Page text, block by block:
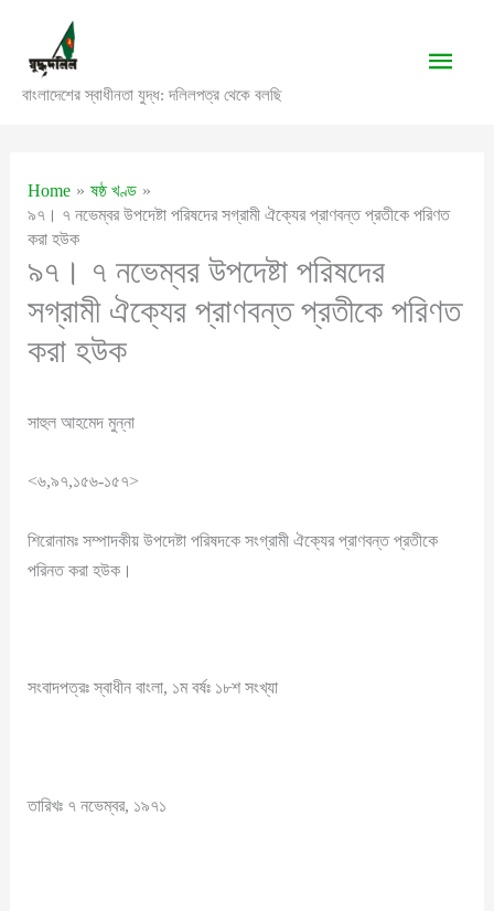
content
বাংলাদেশের স্বাধীনতা যুদ্ধ: দলিলপত্র থেকে বলছি
Main
Home
ষষ্ঠ খণ্ড
৯৭। ৭ নভেম্বর উপদেষ্টা পরিষদের সগ্রামী ঐক্যের প্রাণবন্ত প্রতীকে পরিণত
করা হউক
৯৭। ৭ নভেম্বর উপদেষ্টা পরিষদের
সগ্রামী ঐক্যের প্রাণবন্ত প্রতীকে পরিণত
করা হউক
সাহুল আহমেদ মুন্না
<৬,৯৭,১৫৬-১৫৭>
শিরোনামঃ সম্পাদকীয় উপদেষ্টা পরিষদকে সংগ্রামী ঐক্যের প্রাণবন্ত প্রতীকে
পরিনত করা হউক।
সংবাদপত্রঃ স্বাধীন বাংলা, ১ম বর্ষঃ ১৮শ সংখ্যা
তারিখঃ ৭ নভেম্বর, ১৯৭১